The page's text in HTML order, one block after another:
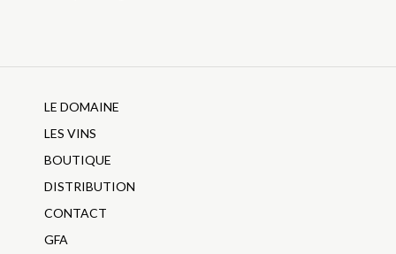
LE DOMAINE
LES VINS
BOUTIQUE
DISTRIBUTION
CONTACT
GFA